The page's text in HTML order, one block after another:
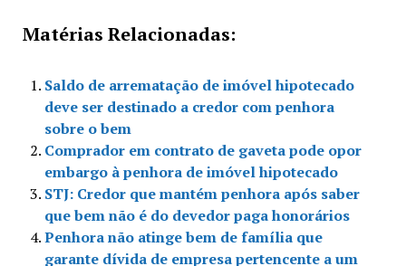
Matérias Relacionadas:
Saldo de arrematação de imóvel hipotecado
deve ser destinado a credor com penhora
sobre o bem
Comprador em contrato de gaveta pode opor
embargo à penhora de imóvel hipotecado
STJ: Credor que mantém penhora após saber
que bem não é do devedor paga honorários
Penhora não atinge bem de família que
garante dívida de empresa pertencente a um